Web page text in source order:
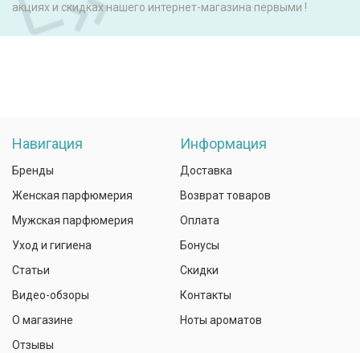
акциях и скидках нашего интернет-магазина первыми !
Навигация
Бренды
Женская парфюмерия
Мужская парфюмерия
Уход и гигиена
Статьи
Видео-обзоры
О магазине
Отзывы
Информация
Доставка
Возврат товаров
Оплата
Бонусы
Скидки
Контакты
Ноты ароматов